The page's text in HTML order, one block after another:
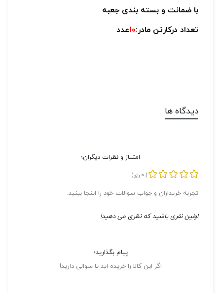
با ضمانت و بسته بندی جعبه
تعداد درکارتن مادر:10عدد
دیدگاه ها
امتیاز و نظرات دیگران؛
(
0 رای)
تجربه خریداران و جواب سوالات خود را اینجا ببنید.
اولین نفری باشید که نظری می دهید!
پیام بگذارید؛
اگر این کالا را خریده اید یا سوالی دارید!